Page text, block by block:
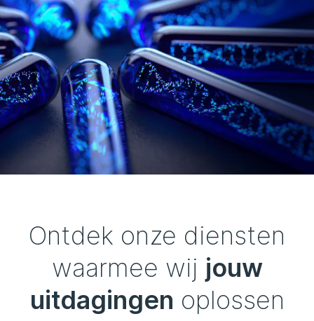
Ontdek onze diensten
waarmee wij jouw
uitdagingen oplossen